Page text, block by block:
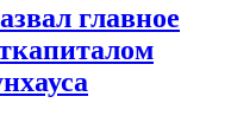
главное